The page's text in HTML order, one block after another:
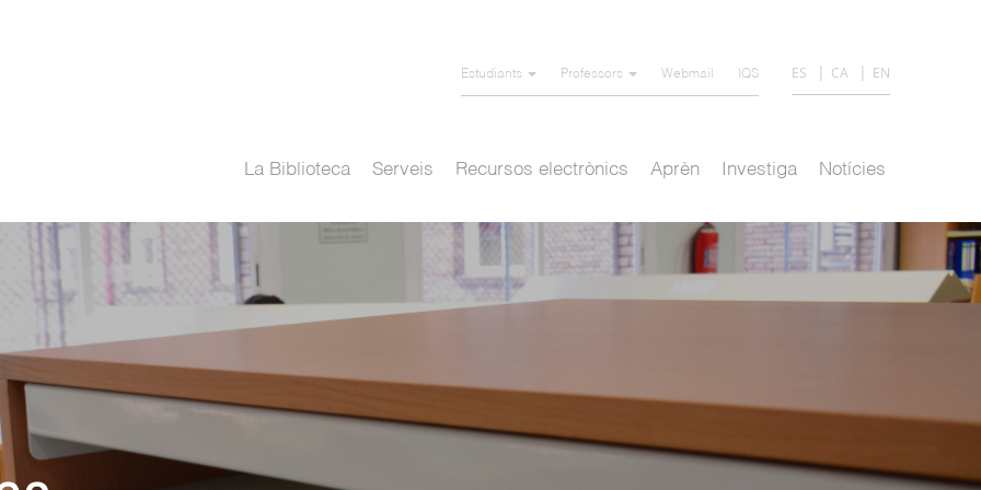
Estudiants Professors Webmail IQS ES CA EN
La Biblioteca Serveis Recursos electrònics Aprèn Investiga Notícies